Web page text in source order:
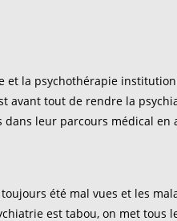
et la psychothérapie
avant tout de rendre la
dans leur parcours médical
été mal vues et les
est tabou, on met tous